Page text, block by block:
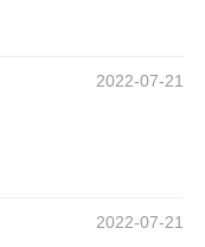
2022-07-21
2022-07-21